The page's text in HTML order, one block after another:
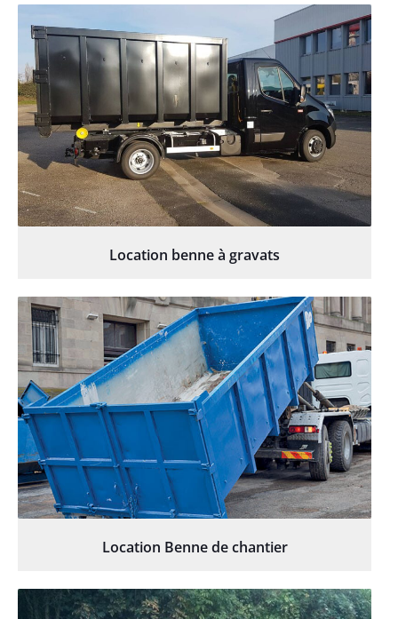
Location benne à gravats
Location Benne de chantier